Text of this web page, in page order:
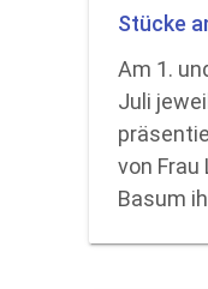
Stücke
Am 1.
Juli
von Frau
Basum